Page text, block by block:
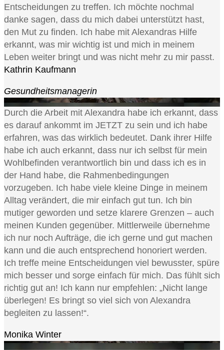
Entscheidungen zu treffen. Ich möchte nochmal
danke sagen, dass du mich dabei unterstützt hast,
den Mut zu finden. Ich habe mit Alexandras Hilfe
erkannt, was mir wichtig ist und mich in meinem
Leben weiter bringt und was nicht mehr zu mir passt.
Kathrin Kaufmann
Gesundheitsmanagerin
Durch die Arbeit mit Alexandra habe ich erkannt, dass
es darauf ankommt im JETZT zu sein und ich habe
erfahren, was das wirklich bedeutet. Dank ihrer Hilfe
habe ich auch erkannt, dass nur ich selbst für mein
Wohlbefinden verantwortlich bin und dass ich es in
der Hand habe, die Rahmenbedingungen
vorzugeben. Ich habe viele kleine Dinge in meinem
Alltag verändert, die mir einfach gut tun. Ich bin
mutiger geworden und setze klarere Grenzen – auch
meinen Kunden gegenüber. Mittlerweile übernehme
ich nur noch Aufträge, die ich gerne und gut machen
kann und die auch entsprechend honoriert werden.
Ich treffe meine Entscheidungen viel bewusster, spüre
mich besser und sorge einfach für mich. Das fühlt sich
richtig gut an! Ich kann nur empfehlen: „Nicht lange
überlegen! Es bringt so viel sich von Alexandra
begleiten zu lassen!“.
Monika Winter